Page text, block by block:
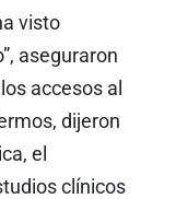
visto
aseguraron
accesos al
dijeron
el
clínicos